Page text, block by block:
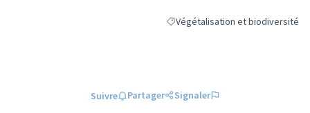
Filtrer les résultats de la
Végétalisation et biodiversité
Suivre Partager Signaler